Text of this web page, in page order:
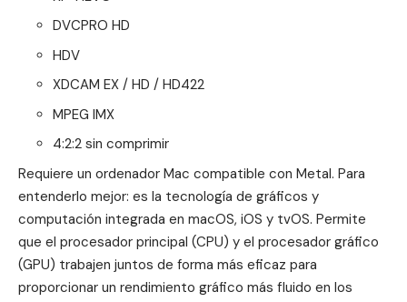
DVCPRO HD
HDV
XDCAM EX / HD / HD422
MPEG IMX
4:2:2 sin comprimir
Requiere un ordenador Mac compatible con Metal. Para
entenderlo mejor: es la tecnología de gráficos y
computación integrada en macOS, iOS y tvOS. Permite
que el procesador principal (CPU) y el procesador gráfico
(GPU) trabajen juntos de forma más eficaz para
proporcionar un rendimiento gráfico más fluido en los